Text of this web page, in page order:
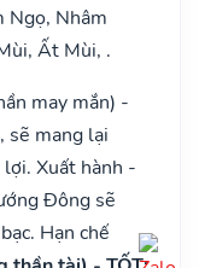
Ngọ, Nhâm
Ất Mùi, .
may mắn) -
sẽ mang lại
Xuất hành -
Đông sẽ
Hạn chế